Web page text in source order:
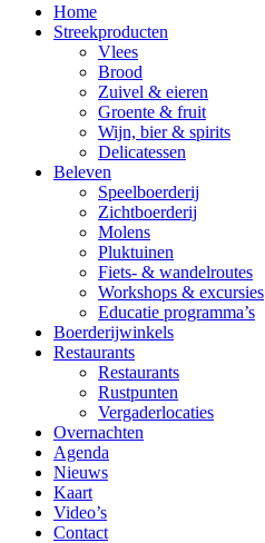
Home
Streekproducten
Vlees
Brood
Zuivel & eieren
Groente & fruit
Wijn, bier & spirits
Delicatessen
Beleven
Speelboerderij
Zichtboerderij
Molens
Pluktuinen
Fiets- & wandelroutes
Workshops & excursies
Educatie programma’s
Boerderijwinkels
Restaurants
Restaurants
Rustpunten
Vergaderlocaties
Overnachten
Agenda
Nieuws
Kaart
Video’s
Contact